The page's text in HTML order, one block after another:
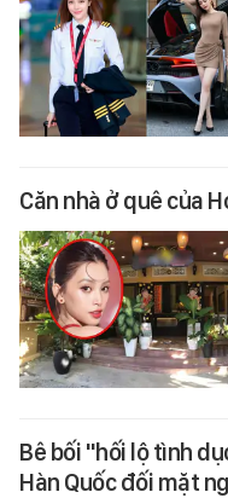
Căn nhà ở quê của
Bê bối "hối lộ tình
Hàn Quốc đối mặt